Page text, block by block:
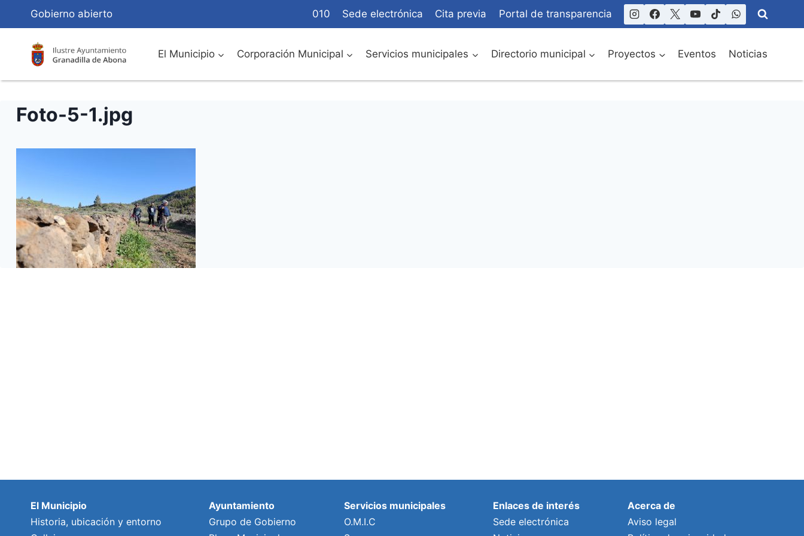
Contenido
Gobierno abierto 010 Sede electrónica Cita previa Portal de transparencia
El Municipio Corporación Municipal Servicios municipales Directorio municipal Proyectos Eventos Noticias
Foto-5-1.jpg
El Municipio
Historia, ubicación y entorno
Ayuntamiento
Grupo de Gobierno
Servicios municipales
O.M.I.C
Enlaces de interés
Sede electrónica
Acerca de
Aviso legal